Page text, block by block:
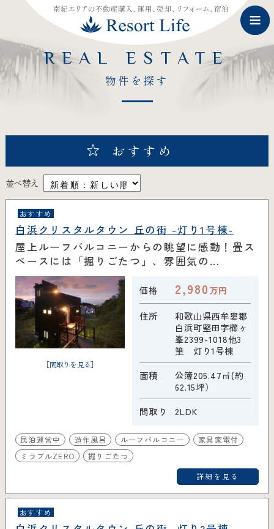
REAL ESTATE
物件を探す
おすすめ
並べ替え
おすすめ
白浜クリスタルタウン 丘の街 -灯り1号棟-
屋上ルーフバルコニーからの眺望に感動！畳ス
ペースには「掘りごたつ」、雰囲気の...
［間取りを見る］
価格 2,980万円
住所
和歌山県西牟婁郡
白浜町堅田字櫛ヶ
峯2399-1018他3
筆 灯り1号棟
面積
公簿205.47㎡(約
62.15坪）
間取り
2LDK
民泊運営中 造作風呂 ルーフバルコニー
家具家電付
ミラブルZERO
掘りごたつ
詳細を見る
おすすめ